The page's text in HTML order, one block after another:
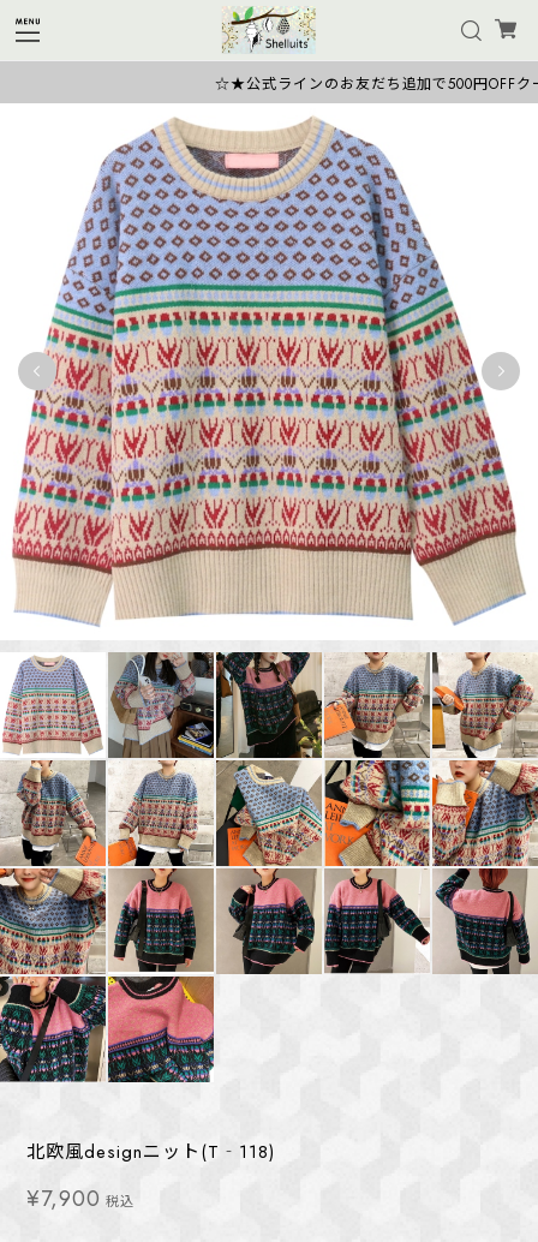
☆★公式ラインのお友だち追加で500円OFFクー
北欧風designニット(T‐118)
¥7,900 税込